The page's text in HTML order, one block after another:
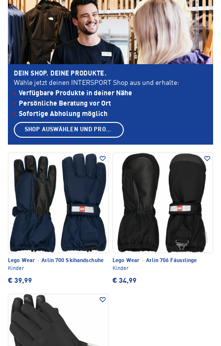
Lego Wear · Atlin 700 Skihandschuhe
Kinder
€ 39,99
Lego Wear · Atlin 706 Fäustlinge
Kinder
€ 34,99
DEIN SHOP. DEINE PRODUKTE.
Wähle jetzt deinen INTERSPORT Shop aus und erhalte:
Verfügbare Produkte in deiner Nähe
Persönliche Beratung vor Ort
Sofortige Abholung möglich
SHOP AUSWÄHLEN UND PRODUKTE ANZEIGEN